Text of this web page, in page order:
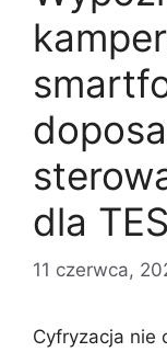
dla
11 czerwca,
Cyfryzacja nie